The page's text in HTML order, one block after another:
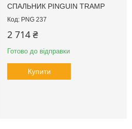
СПАЛЬНИК PINGUIN TRAMP
PNG 237
2 714 ₴
Готово до відправки
Купити